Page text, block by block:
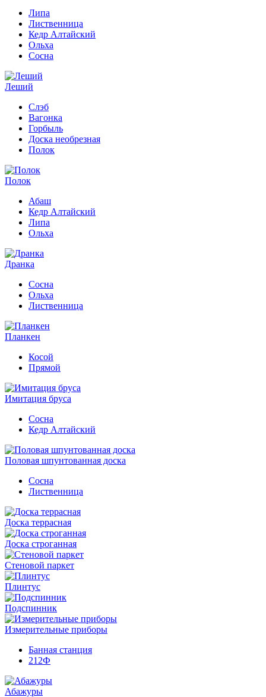
Липа
Лиственница
Кедр Алтайский
Ольха
Сосна
Леший
Слэб
Вагонка
Горбыль
Доска необрезная
Полок
Полок
Абаш
Кедр Алтайский
Липа
Ольха
Дранка
Сосна
Ольха
Лиственница
Планкен
Косой
Прямой
Имитация бруса
Сосна
Кедр Алтайский
Половая шпунтованная доска
Сосна
Лиственница
Доска террасная
Доска строганная
Стеновой паркет
Плинтус
Подспинник
Измерительные приборы
Банная станция
212Ф
Абажуры